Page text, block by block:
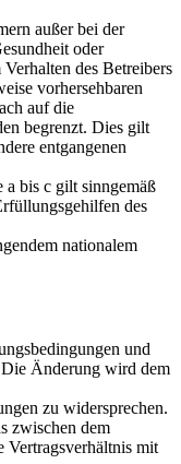
außer bei der
oder
des Betreibers
vorhersehbaren
auf die
begrenzt. Dies gilt
entgangenen
a bis c gilt sinngemäß
des
nationalem
und
Änderung wird dem
zu widersprechen.
zwischen dem
Vertragsverhältnis mit